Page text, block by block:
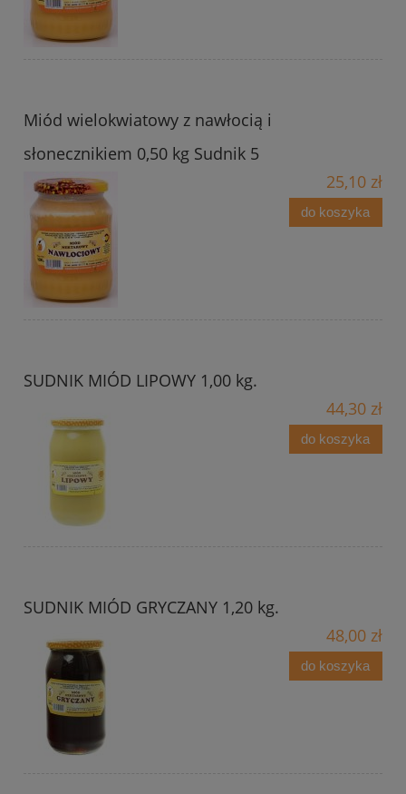
Miód wielokwiatowy z nawłocią i
słonecznikiem 0,50 kg Sudnik 5
25,10 zł
do koszyka
SUDNIK MIÓD LIPOWY 1,00 kg.
44,30 zł
do koszyka
SUDNIK MIÓD GRYCZANY 1,20 kg.
48,00 zł
do koszyka